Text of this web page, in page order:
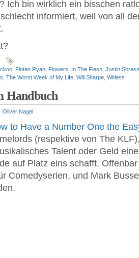
Ich bin wirklich ein bisschen
informiert, weil von all
Fintan Ryan Flowers In The Flesh Justin
The Worst Week of My Life Will Sharpe Witless
Handbuch
Oliver Nagel
to Have a Number One the
(respektive von The
Talent oder Geld
auf Platz eins schafft.
Comedyserien, und Mark